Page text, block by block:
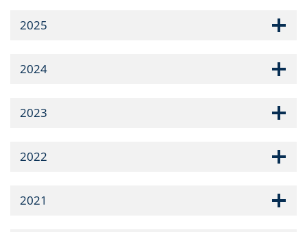
2025
2024
2023
2022
2021